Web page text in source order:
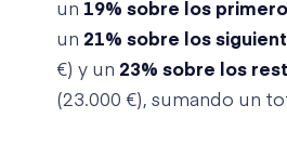
un 19% sobre los
un 21% sobre los
€) y un 23% sobre los
(23.000 €), sumando un